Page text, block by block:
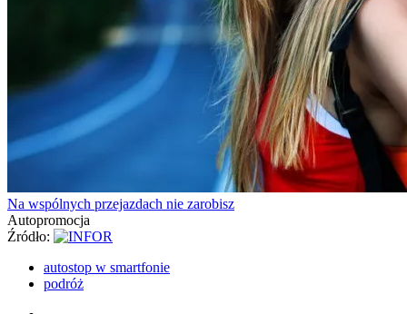
Jak przewozić wino samochodem?